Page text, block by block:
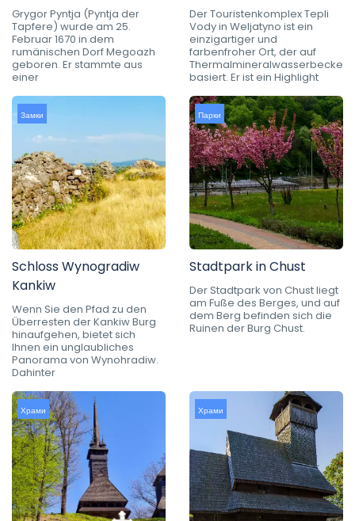
Grygor Pyntja (Pyntja der
Tapfere) wurde am 25.
Februar 1670 in dem
rumänischen Dorf Megoazh
geboren. Er stammte aus
einer
Der Touristenkomplex Tepli
Vody in Weljatyno ist ein
einzigartiger und
farbenfroher Ort, der auf
Thermalmineralwasserbecken
basiert. Er ist ein Highlight
Замки
Schloss Wynogradiw
Kankiw
Wenn Sie den Pfad zu den
Überresten der Kankiw Burg
hinaufgehen, bietet sich
Ihnen ein unglaubliches
Panorama von Wynohradiw.
Dahinter
Парки
Stadtpark in Chust
Der Stadtpark von Chust liegt
am Fuße des Berges, und auf
dem Berg befinden sich die
Ruinen der Burg Chust.
Храми Храми